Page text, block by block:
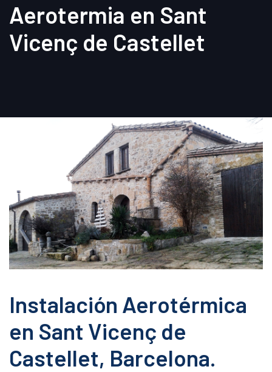
Aerotermia en Sant
Vicenç de Castellet
Instalación Aerotérmica
en Sant Vicenç de
Castellet, Barcelona.